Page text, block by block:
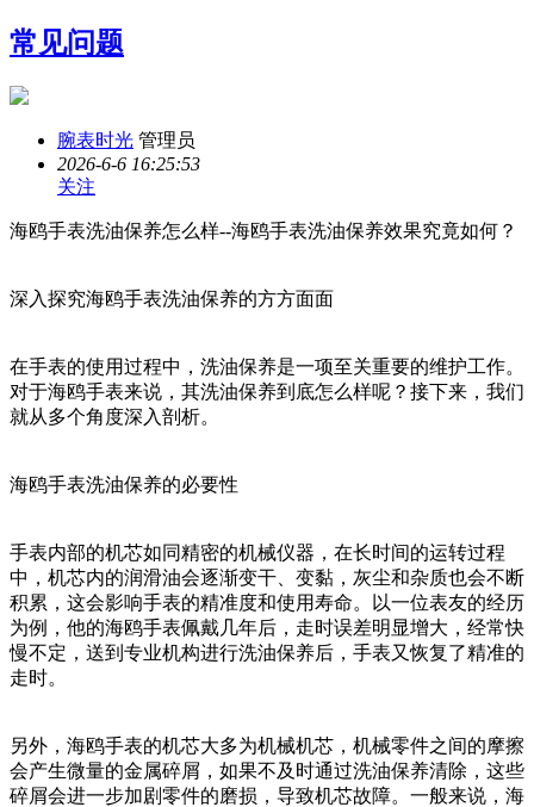
常见问题
腕表时光 管理员
2026-6-6 16:25:53
关注
海鸥手表洗油保养怎么样--海鸥手表洗油保养效果究竟如何？
深入探究海鸥手表洗油保养的方方面面
在手表的使用过程中，洗油保养是一项至关重要的维护工作。
对于海鸥手表来说，其洗油保养到底怎么样呢？接下来，我们
就从多个角度深入剖析。
海鸥手表洗油保养的必要性
手表内部的机芯如同精密的机械仪器，在长时间的运转过程
中，机芯内的润滑油会逐渐变干、变黏，灰尘和杂质也会不断
积累，这会影响手表的精准度和使用寿命。以一位表友的经历
为例，他的海鸥手表佩戴几年后，走时误差明显增大，经常快
慢不定，送到专业机构进行洗油保养后，手表又恢复了精准的
走时。
另外，海鸥手表的机芯大多为机械机芯，机械零件之间的摩擦
会产生微量的金属碎屑，如果不及时通过洗油保养清除，这些
碎屑会进一步加剧零件的磨损，导致机芯故障。一般来说，海